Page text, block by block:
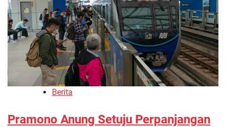
Berita
Pramono Anung Setuju Perpanjangan